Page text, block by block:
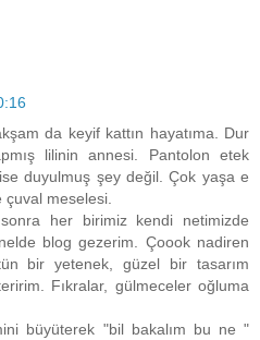
da keyif kattın hayatıma. Dur
lilinin annesi. Pantolon etek
duyulmuş şey değil. Çok yaşa e
meselesi.
her birimiz kendi netimizde
blog gezerim. Çoook nadiren
bir yetenek, güzel bir tasarım
Fıkralar, gülmeceler oğluma
büyüterek "bil bakalım bu ne "